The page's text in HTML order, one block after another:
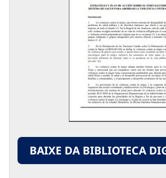
BAIXE DA BIBLIOTECA